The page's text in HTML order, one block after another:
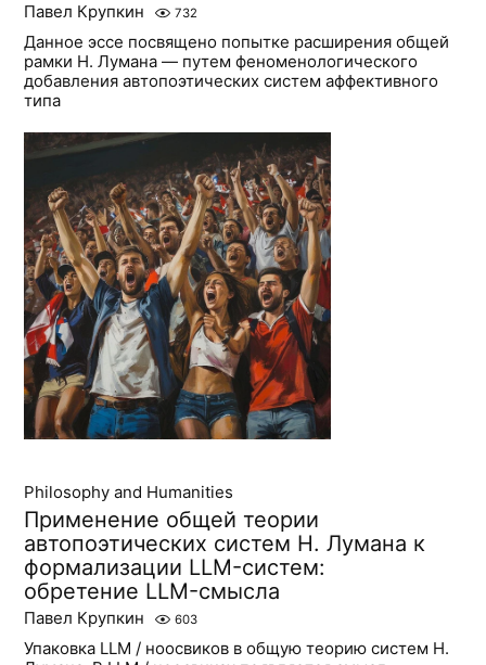
Павел Крупкин 732
Данное эссе посвящено попытке расширения общей
рамки Н. Лумана — путем феноменологического
добавления автопоэтических систем аффективного
типа
Philosophy and Humanities
Применение общей теории
автопоэтических систем Н. Лумана к
формализации LLM-систем:
обретение LLM-смысла
Павел Крупкин 603
Упаковка LLM / ноосвиков в общую теорию систем Н.